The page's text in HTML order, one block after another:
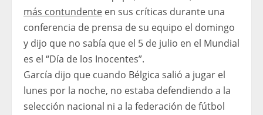
más contundente en sus críticas durante una
conferencia de prensa de su equipo el domingo
y dijo que no sabía que el 5 de julio en el Mundial
es el “Día de los Inocentes”.
García dijo que cuando Bélgica salió a jugar el
lunes por la noche, no estaba defendiendo a la
selección nacional ni a la federación de fútbol